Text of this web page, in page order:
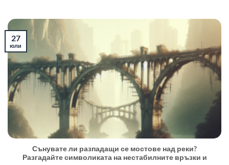
Сънувате ли разпадащи се мостове над реки?
Разгадайте символиката на нестабилните връзки и
27
юли